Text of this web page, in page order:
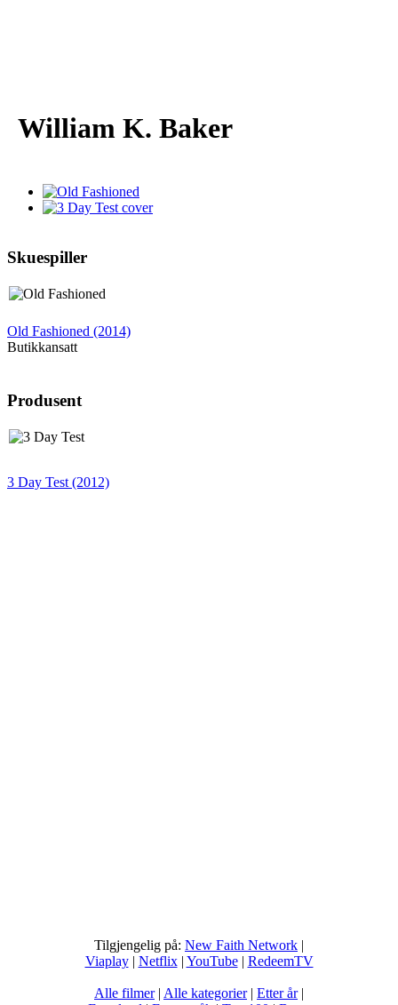
William K. Baker
Skuespiller
Old Fashioned (2014)
Butikkansatt
Produsent
3 Day Test (2012)
Tilgjengelig på: New Faith Network |
Viaplay| Netflix| YouTube| RedeemTV
Alle filmer| Alle kategorier| Etter år|